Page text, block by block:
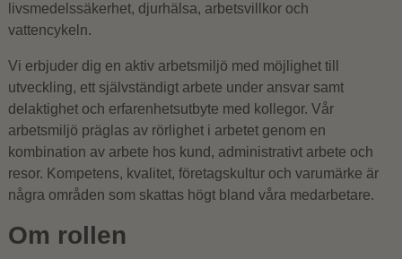
livsmedelssäkerhet, djurhälsa, arbetsvillkor och
vattencykeln.
Vi erbjuder dig en aktiv arbetsmiljö med möjlighet till
utveckling, ett självständigt arbete under ansvar samt
delaktighet och erfarenhetsutbyte med kollegor. Vår
arbetsmiljö präglas av rörlighet i arbetet genom en
kombination av arbete hos kund, administrativt arbete och
resor. Kompetens, kvalitet, företagskultur och varumärke är
några områden som skattas högt bland våra medarbetare.
Om rollen